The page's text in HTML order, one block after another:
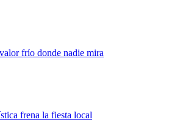
frío donde nadie mira
frena la fiesta local